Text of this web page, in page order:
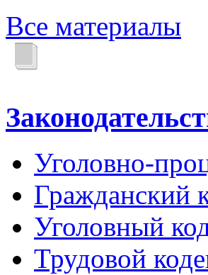
Все материалы
Уголовно-
Гражданский
Уголовный
Трудовой